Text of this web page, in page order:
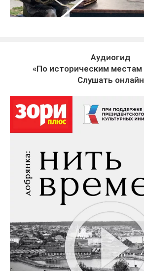
Аудиогид
«По историческим
Слушать онлайн